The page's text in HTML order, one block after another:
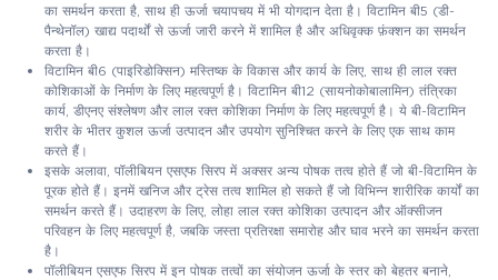
का समर्थन करता है, साथ ही ऊर्जा चयापचय में भी योगदान देता है। विटामिन बी5 (डी-
पैन्थेनॉल) खाद्य पदार्थों से ऊर्जा जारी करने में शामिल है और अधिवृक्क फ़ंक्शन का समर्थन
करता है।
विटामिन बी6 (पाइरिडोक्सिन) मस्तिष्क के विकास और कार्य के लिए, साथ ही लाल रक्त
कोशिकाओं के निर्माण के लिए महत्वपूर्ण है। विटामिन बी12 (सायनोकोबालामिन) तंत्रिका
कार्य, डीएनए संश्लेषण और लाल रक्त कोशिका निर्माण के लिए महत्वपूर्ण है। ये बी-विटामिन
शरीर के भीतर कुशल ऊर्जा उत्पादन और उपयोग सुनिश्चित करने के लिए एक साथ काम
करते हैं।
इसके अलावा, पॉलीबियन एसएफ सिरप में अक्सर अन्य पोषक तत्व होते हैं जो बी-विटामिन के
पूरक होते हैं। इनमें खनिज और ट्रेस तत्व शामिल हो सकते हैं जो विभिन्न शारीरिक कार्यों का
समर्थन करते हैं। उदाहरण के लिए, लोहा लाल रक्त कोशिका उत्पादन और ऑक्सीजन
परिवहन के लिए महत्वपूर्ण है, जबकि जस्ता प्रतिरक्षा समारोह और घाव भरने का समर्थन करता
है।
पॉलीबियन एसएफ सिरप में इन पोषक तत्वों का संयोजन ऊर्जा के स्तर को बेहतर बनाने,